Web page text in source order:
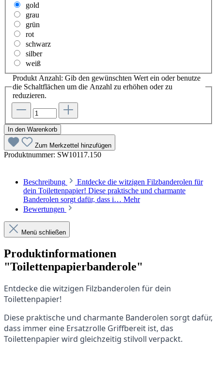
gold
grau
grün
rot
schwarz
silber
weiß
Produkt Anzahl: Gib den gewünschten Wert ein oder benutze
die Schaltflächen um die Anzahl zu erhöhen oder zu
reduzieren.
In den Warenkorb
Zum Merkzettel hinzufügen
Produktnummer: SW10117.150
Beschreibung
Entdecke die witzigen Filzbanderolen für
dein Toilettenpapier! Diese praktische und charmante
Banderolen sorgt dafür, dass i… Mehr
Bewertungen
Menü schließen
Produktinformationen
"Toilettenpapierbanderole"
Entdecke die witzigen Filzbanderolen für dein
Toilettenpapier!
Diese praktische und charmante Banderolen sorgt dafür,
dass immer eine Ersatzrolle Griffbereit ist, das
Toilettenpapier wird gleichzeitig stilvoll verpackt.